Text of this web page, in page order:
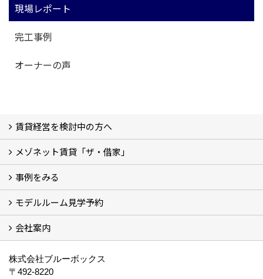
現場レポート
完工事例
オーナーの声
賃貸経営を検討中の方へ
私たちの考え方
賃貸経営の成功学
様々な無料サービス
相続税とは
よくあるご質問
メゾネット賃貸「ザ・借家」
ザ・借家について詳しく知る (2)
事例をみる
建設中の現場レポート
完成した建物を見てみる
オーナーの声
モデルルーム見学予約
モデルルーム見学予約
会社案内
株式会社ブルーボックス
〒492-8220